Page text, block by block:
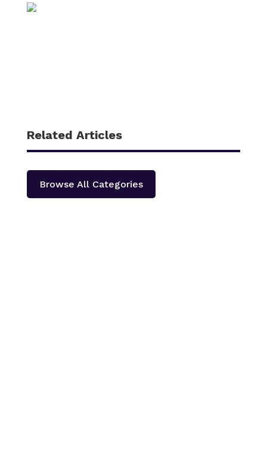
Related Articles
Browse All Categories